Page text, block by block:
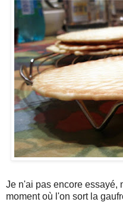
Je n'ai pas encore essayé,
moment où l'on sort la